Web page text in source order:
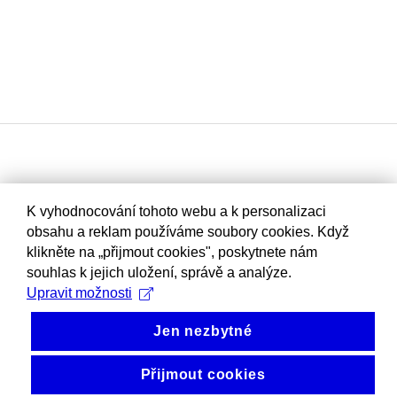
K vyhodnocování tohoto webu a k personalizaci
obsahu a reklam používáme soubory cookies. Když
klikněte na „přijmout cookies", poskytnete nám
souhlas k jejich uložení, správě a analýze.
Upravit možnosti
Jen nezbytné
Přijmout cookies